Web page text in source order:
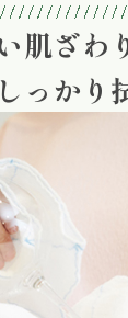
肌ざわ
っかり